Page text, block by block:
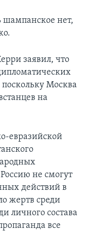
шампанское нет,
заявил, что
Москва
на
евразийской
не смогут
действий в
жертв среди
личного состава
все